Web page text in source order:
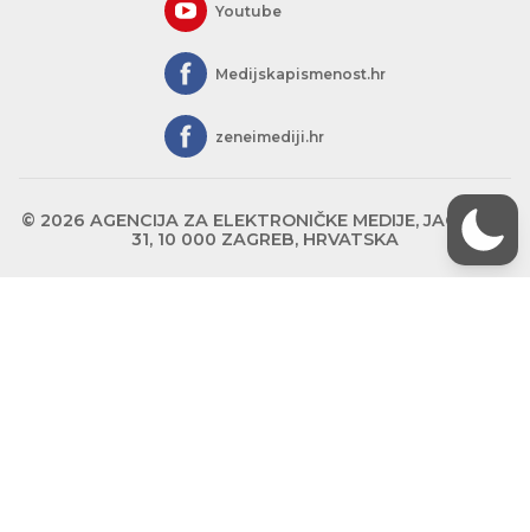
Youtube
Medijskapismenost.hr
zeneimediji.hr
© 2026 AGENCIJA ZA ELEKTRONIČKE MEDIJE, JAGIĆEVA
31, 10 000 ZAGREB, HRVATSKA